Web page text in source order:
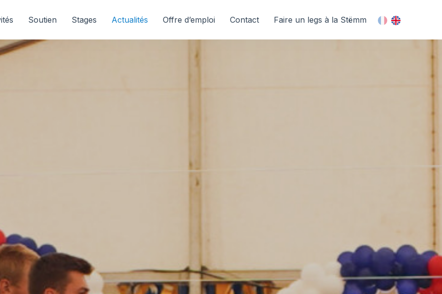
Soutien Stages Actualités Offre d’emploi Contact Faire un legs à la Stëmm